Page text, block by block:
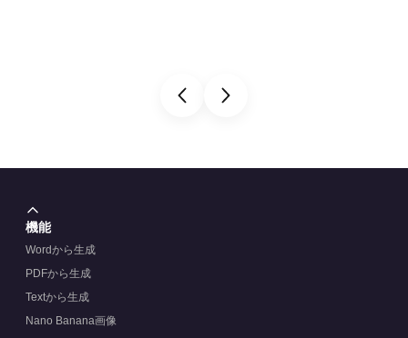
機能
Wordから生成
PDFから生成
Textから生成
Nano Banana画像